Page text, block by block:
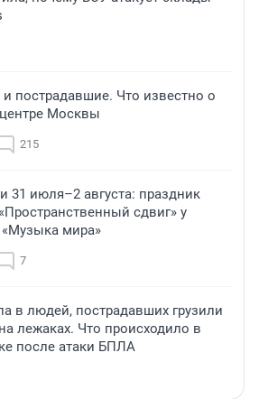
пострадавшие. Что известно о
Москвы
215
31 июля–2 августа: праздник
сдвиг» у
мира»
7
в людей, пострадавших грузили
лежаках. Что происходило в
после атаки БПЛА